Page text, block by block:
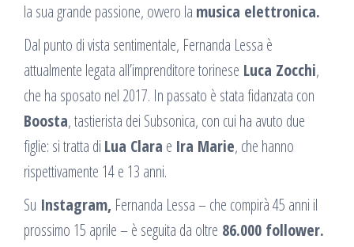
la sua grande passione, ovvero la musica elettronica.
Dal punto di vista sentimentale, Fernanda Lessa è
attualmente legata all’imprenditore torinese Luca Zocchi,
che ha sposato nel 2017. In passato è stata fidanzata con
Boosta, tastierista dei Subsonica, con cui ha avuto due
figlie: si tratta di Lua Clara e Ira Marie, che hanno
rispettivamente 14 e 13 anni.
Su Instagram, Fernanda Lessa – che compirà 45 anni il
prossimo 15 aprile – è seguita da oltre 86.000 follower.